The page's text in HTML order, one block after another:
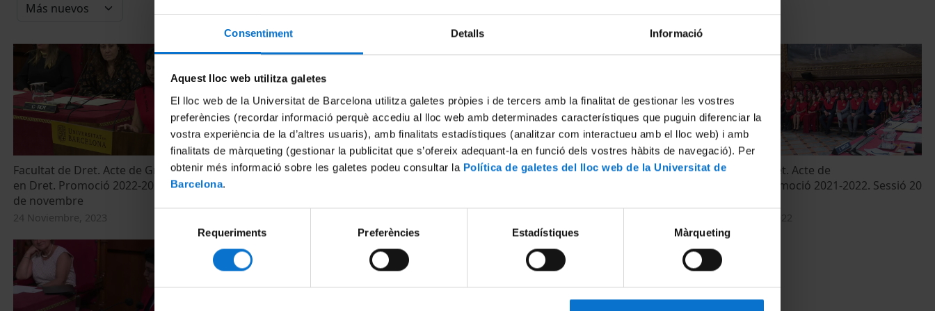
Consentiment Detalls Informació
Aquest lloc web utilitza galetes
El lloc web de la Universitat de Barcelona utilitza galetes pròpies i de tercers amb la finalitat de gestionar les vostres
preferències (recordar informació perquè accediu al lloc web amb determinades característiques que puguin diferenciar la
vostra experiència de la d’altres usuaris), amb finalitats estadístiques (analitzar com interactueu amb el lloc web) i amb
finalitats de màrqueting (gestionar la publicitat que s’ofereix adequant-la en funció dels vostres hàbits de navegació). Per
obtenir més informació sobre les galetes podeu consultar la Política de galetes del lloc web de la Universitat de
Barcelona.
consentiment
Requeriments Preferències Estadístiques Màrqueting
Facultat de Dret. Acte de Graduació. Grau
en Dret. Promoció 2022-2023. Sessió 24
de novembre
24 Noviembre, 2023
Facultat de Dret. Acte de Graduació. Grau
Facultat de Dret. Acte de
Facultat de Dret. Acte de
Graduació.Promoció 2021-2022. Sessió 20